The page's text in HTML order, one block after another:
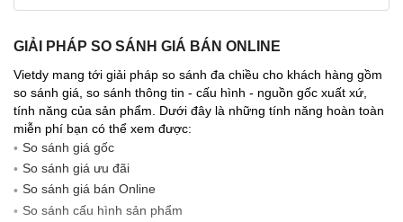
GIẢI PHÁP SO SÁNH GIÁ BÁN ONLINE
Vietdy mang tới giải pháp so sánh đa chiều cho khách hàng gồm
so sánh giá, so sánh thông tin - cấu hình - nguồn gốc xuất xứ,
tính năng của sản phẩm. Dưới đây là những tính năng hoàn toàn
miễn phí bạn có thể xem được:
So sánh giá gốc
So sánh giá ưu đãi
So sánh giá bán Online
So sánh cấu hình sản phẩm